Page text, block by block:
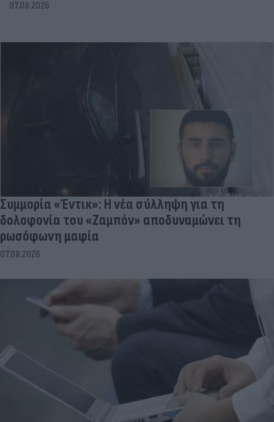
07.08.2026
Συμμορία «Έντικ»: Η νέα σύλληψη για τη
δολοφονία του «Ζαμπόν» αποδυναμώνει τη
ρωσόφωνη μαφία
07.08.2026